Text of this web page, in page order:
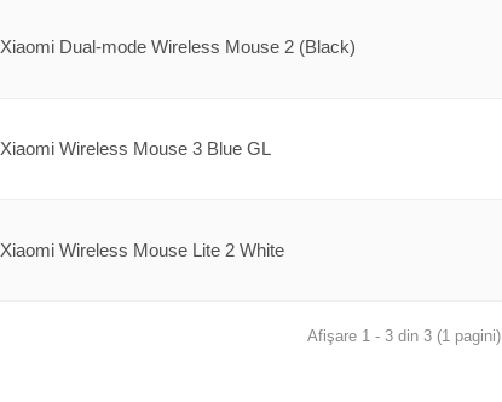
Xiaomi Dual-mode Wireless Mouse 2 (Black)
Xiaomi Wireless Mouse 3 Blue GL
Xiaomi Wireless Mouse Lite 2 White
Afişare 1 - 3 din 3 (1 pagini)